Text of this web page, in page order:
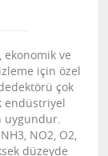
ekonomik ve
için özel
çok
endüstriyel
uygundur.
NO2, O2,
düzeyde